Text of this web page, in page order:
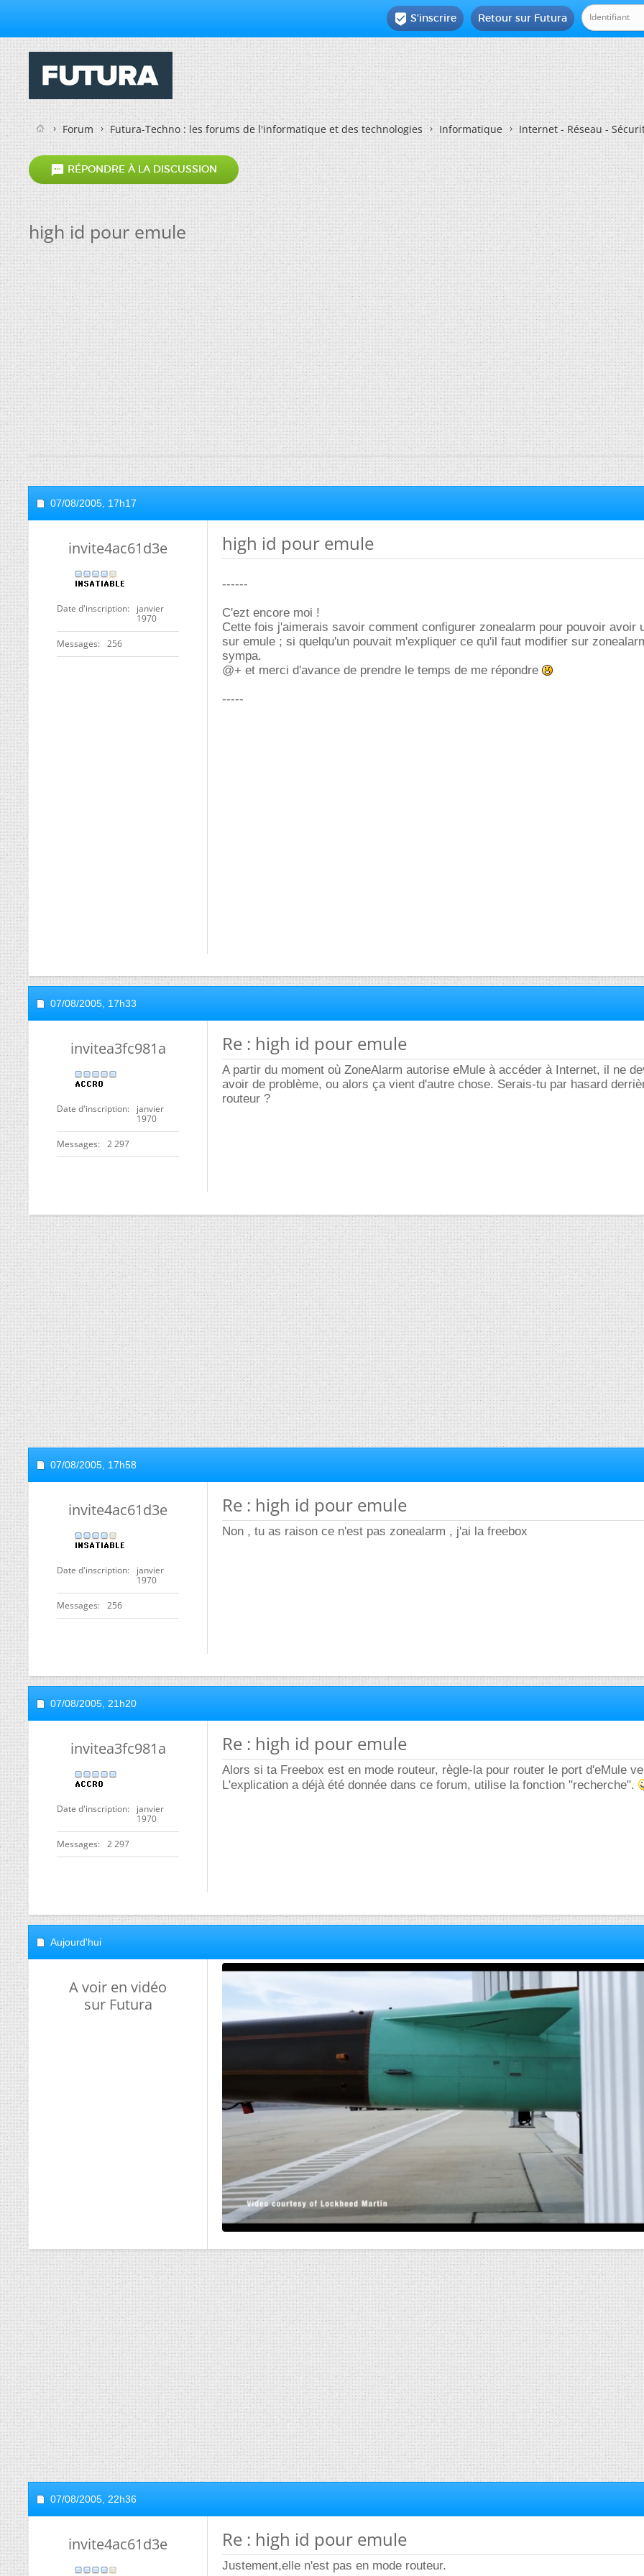
Retour sur Futura
 S'inscrire
Forum Futura-Techno : les forums de l'informatique et des technologies Informatique Internet - Réseau -
 RÉPONDRE À LA DISCUSSION
high id pour emule
07/08/2005, 17h17
invite4ac61d3e
Date d'inscription
janvier
1970
Messages 256
high id pour emule
------
C'ezt encore moi !
Cette fois j'aimerais savoir comment configurer zonealarm pour pouvoir avoir
sur emule ; si quelqu'un pouvait m'expliquer ce qu'il faut modifier sur
sympa.
@+ et merci d'avance de prendre le temps de me répondre
-----
07/08/2005, 17h33
invitea3fc981a
Date d'inscription
janvier
1970
Messages 2 297
Re : high id pour emule
A partir du moment où ZoneAlarm autorise eMule à accéder à Internet, il ne
avoir de problème, ou alors ça vient d'autre chose. Serais-tu par hasard
routeur ?
07/08/2005, 17h58
invite4ac61d3e
Date d'inscription
janvier
1970
Messages 256
Re : high id pour emule
Non , tu as raison ce n'est pas zonealarm , j'ai la freebox
07/08/2005, 21h20
invitea3fc981a
Date d'inscription
janvier
1970
Messages 2 297
Re : high id pour emule
Alors si ta Freebox est en mode routeur, règle-la pour router le port d'eMule
L'explication a déjà été donnée dans ce forum, utilise la fonction "recherche".
Aujourd'hui
A voir en vidéo
sur Futura
07/08/2005, 22h36
invite4ac61d3e Re : high id pour emule
Justement,elle n'est pas en mode routeur.